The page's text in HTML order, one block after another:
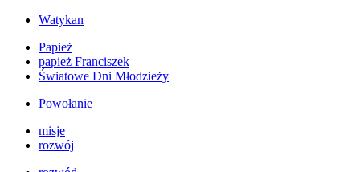
Watykan
Papież
papież Franciszek
Światowe Dni Młodzieży
Powołanie
misje
rozwój